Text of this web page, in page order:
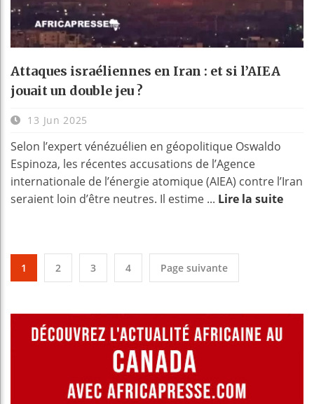
Attaques israéliennes en Iran : et si l’AIEA
jouait un double jeu ?
13 Jun 2025
Selon l’expert vénézuélien en géopolitique Oswaldo
Espinoza, les récentes accusations de l’Agence
internationale de l’énergie atomique (AIEA) contre l’Iran
seraient loin d’être neutres. Il estime ... Lire la suite
1 2 3 4 Page suivante